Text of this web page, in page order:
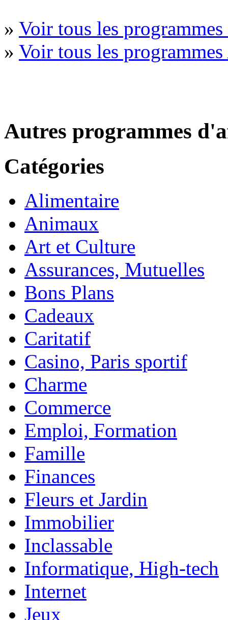
» Voir tous les
» Voir tous les
Autres programmes
Catégories
Alimentaire
Animaux
Art et Culture
Assurances, Mutuelles
Bons Plans
Cadeaux
Caritatif
Casino, Paris sportif
Charme
Commerce
Emploi, Formation
Famille
Finances
Fleurs et Jardin
Immobilier
Inclassable
Informatique, High-tech
Internet
Jeux